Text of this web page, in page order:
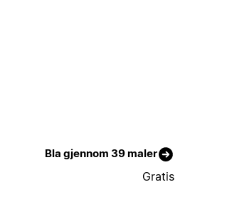
Bla gjennom 39 maler
Gratis